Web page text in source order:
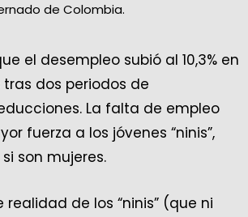
de Colombia.
el desempleo subió al 10,3% en
dos periodos de
La falta de empleo
fuerza a los jóvenes “ninis”,
son mujeres.
realidad de los “ninis” (que ni